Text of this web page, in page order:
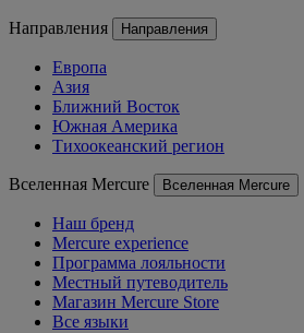
Направления Направления
Европа
Азия
Ближний Восток
Южная Америка
Тихоокеанский регион
Вселенная Mercure Вселенная Mercure
Наш бренд
Mercure experience
Программа лояльности
Местный путеводитель
Магазин Mercure Store
Все языки